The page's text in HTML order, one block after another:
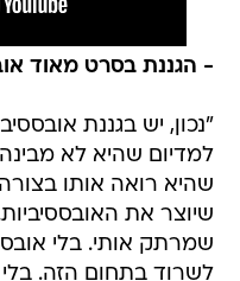
- הגננת בסרט מאוד
"נכון, יש בגננת
למדיום שהיא לא
שהיא רואה אותו
שיוצר את
שמרתק אותי. בלי
לשרוד בתחום הזה. בלי